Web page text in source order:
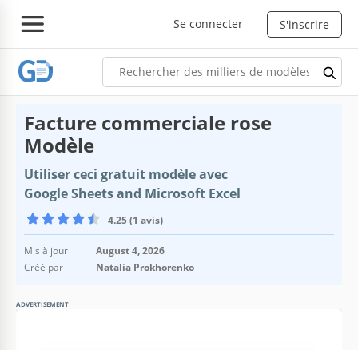
Se connecter S'inscrire
Facture commerciale rose
Modèle
Utiliser ceci gratuit modèle avec
Google Sheets and Microsoft Excel
4.25 (1 avis)
Mis à jour
August 4, 2026
Créé par
Natalia Prokhorenko
ADVERTISEMENT